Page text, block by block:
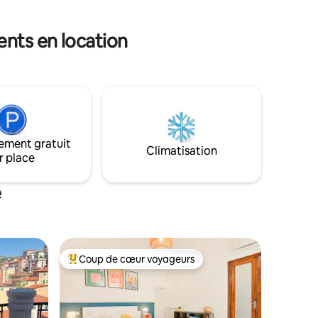
en location
gratuit
place
Climatisation
Coups de cœur voyageurs les plus appréciés
Coup de cœur voyageurs